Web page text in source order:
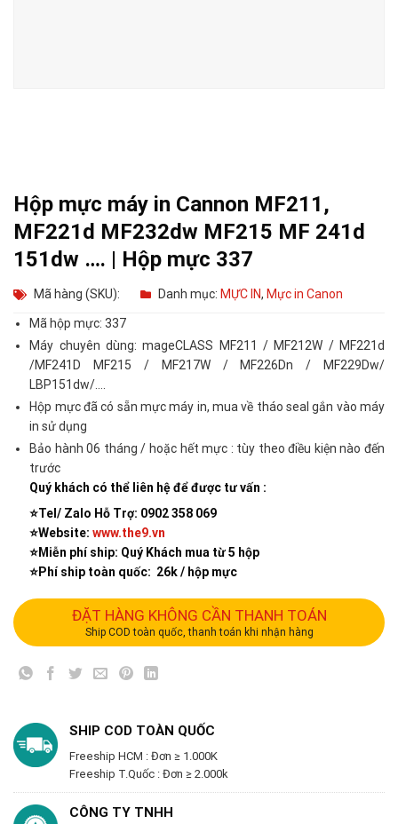
Hộp mực máy in Cannon MF211,
MF221d MF232dw MF215 MF 241d
151dw …. | Hộp mực 337
Mã hàng (SKU): Danh mục: MỰC IN, Mực in Canon
Mã hộp mực: 337
Máy chuyên dùng: mageCLASS MF211 / MF212W / MF221d
/MF241D MF215 / MF217W / MF226Dn / MF229Dw/
LBP151dw/….
Hộp mực đã có sẵn mực máy in, mua về tháo seal gắn vào máy
in sử dụng
Bảo hành 06 tháng / hoặc hết mực : tùy theo điều kiện nào đến
trước
Quý khách có thể liên hệ để được tư vấn :
⭐️Tel/ Zalo Hỗ Trợ: 0902 358 069
⭐️Website:www.the9.vn
⭐️Miễn phí ship: Quý Khách mua từ 5 hộp
⭐️Phí ship toàn quốc: 26k / hộp mực
ĐẶT HÀNG KHÔNG CẦN THANH TOÁN
Ship COD toàn quốc, thanh toán khi nhận hàng
SHIP COD TOÀN QUỐC
Freeship HCM : Đơn ≥ 1.000K
Freeship T.Quốc : Đơn ≥ 2.000k
CÔNG TY TNHH